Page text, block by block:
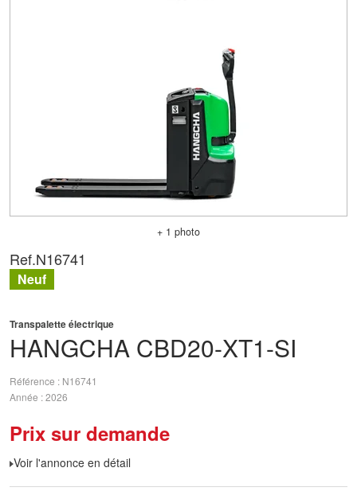
+ 1 photo
HANGCHA CBD20-XT1-SI
Transpalette électrique
Référence
N16741
Année 2026
Prix sur demande
Voir l'annonce en détail
Ref.N16741
Neuf